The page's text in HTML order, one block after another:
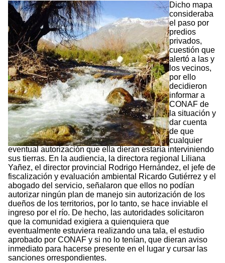
Dicho mapa
consideraba
el paso por
predios
privados,
cuestión que
alertó a las y
los vecinos,
por ello
decidieron
informar a
CONAF de
la situación y
dar cuenta
de que
cualquier
eventual autorización que ella dieran estaría interviniendo
sus tierras. En la audiencia, la directora regional Liliana
Yañez, el director provincial Rodrigo Hernández, el jefe de
fiscalización y evaluación ambiental Ricardo Gutiérrez y el
abogado del servicio, señalaron que ellos no podían
autorizar ningún plan de manejo sin autorización de los
dueños de los territorios, por lo tanto, se hace inviable el
ingreso por el río. De hecho, las autoridades solicitaron
que la comunidad exigiera a quienquiera que
eventualmente estuviera realizando una tala, el estudio
aprobado por CONAF y si no lo tenían, que dieran aviso
inmediato para hacerse presente en el lugar y cursar las
sanciones orrespondientes.